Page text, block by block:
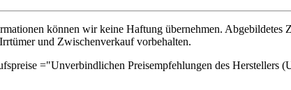
können wir keine Haftung übernehmen.
und Zwischenverkauf vorbehalten.
="Unverbindlichen Preisempfehlungen des